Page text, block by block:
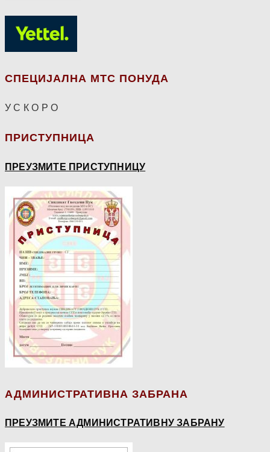
СПЕЦИЈАЛНА МТС ПОНУДА
У С К О Р О
ПРИСТУПНИЦА
ПРЕУЗМИТЕ ПРИСТУПНИЦУ
АДМИНИСТРАТИВНА ЗАБРАНА
ПРЕУЗМИТЕ АДМИНИСТРАТИВНУ ЗАБРАНУ